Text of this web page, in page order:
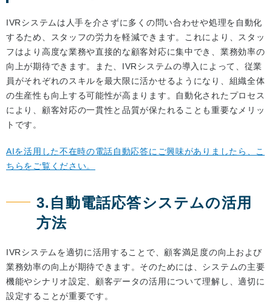
IVRシステムは人手を介さずに多くの問い合わせや処理を自動化
するため、スタッフの労力を軽減できます。これにより、スタッ
フはより高度な業務や直接的な顧客対応に集中でき、業務効率の
向上が期待できます。また、IVRシステムの導入によって、従業
員がそれぞれのスキルを最大限に活かせるようになり、組織全体
の生産性も向上する可能性が高まります。自動化されたプロセス
により、顧客対応の一貫性と品質が保たれることも重要なメリッ
トです。
AIを活用した不在時の電話自動応答にご興味がありましたら、こ
ちらをご覧ください。
3.自動電話応答システムの活用
方法
IVRシステムを適切に活用することで、顧客満足度の向上および
業務効率の向上が期待できます。そのためには、システムの主要
機能やシナリオ設定、顧客データの活用について理解し、適切に
設定することが重要です。